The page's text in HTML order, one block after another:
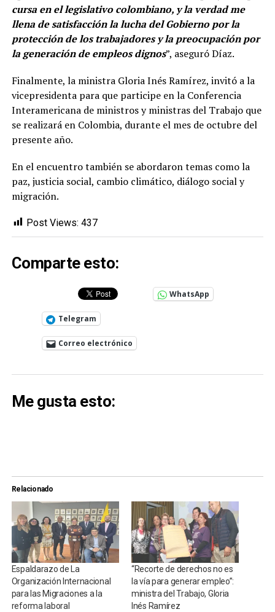
cursa en el legislativo colombiano, y la verdad me
llena de satisfacción la lucha del Gobierno por la
protección de los trabajadores y la preocupación por
la generación de empleos dignos”, aseguró Díaz.
Finalmente, la ministra Gloria Inés Ramírez, invitó a la
vicepresidenta para que participe en la Conferencia
Interamericana de ministros y ministras del Trabajo que
se realizará en Colombia, durante el mes de octubre del
presente año.
En el encuentro también se abordaron temas como la
paz, justicia social, cambio climático, diálogo social y
migración.
Post Views: 437
Comparte esto:
WhatsApp
Telegram
Correo electrónico
Me gusta esto:
Relacionado
Espaldarazo de La
Organización Internacional
para las Migraciones a la
reforma laboral
“Recorte de derechos no es
la vía para generar empleo”:
ministra del Trabajo, Gloria
Inés Ramírez